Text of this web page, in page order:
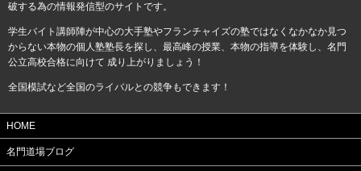
破する為の情報発信型のサイトです。
学生バイト講師陣が中心の大手塾やフランチャイズの塾ではなくなかなか見つ
からない本物の個人塾塾長を探し、最高峰の授業、本物の指導を体験し、名門
公立高校合格に向けて 成り上がりましょう！
全国模試など全国のライバルとの競争もできます！
HOME
名門道場ブログ